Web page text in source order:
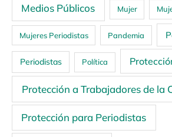
Medios Públicos Mujer
Mujeres Periodistas Pandemia
Periodistas Política
Protección a Trabajadores de la
Protección para Periodistas